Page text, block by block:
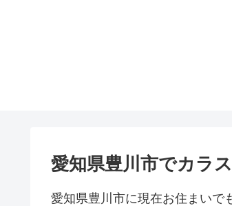
愛知県豊川市でカラ
愛知県豊川市に現在お住まいで